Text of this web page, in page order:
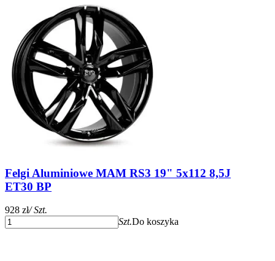
Felgi Aluminiowe MAM RS3 19" 5x112 8,5J
ET30 BP
928 zł/ Szt.
Szt.Do koszyka